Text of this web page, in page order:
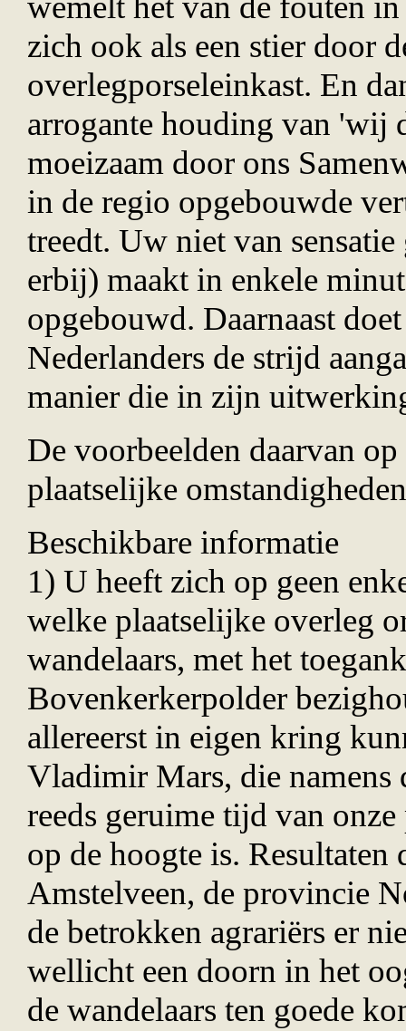
zich ook als een stier door
overlegporseleinkast. En
arrogante houding van 'wij
moeizaam door ons
in de regio opgebouwde
treedt. Uw niet van sensatie
erbij) maakt in enkele
opgebouwd. Daarnaast
Nederlanders de strijd
manier die in zijn
De voorbeelden daarvan
plaatselijke
Beschikbare informatie
1) U heeft zich op geen
welke plaatselijke overleg
wandelaars, met het
Bovenkerkerpolder
allereerst in eigen kring
Vladimir Mars, die namens
reeds geruime tijd van
op de hoogte is. Resultaten
Amstelveen, de provincie
de betrokken agrariërs er
wellicht een doorn in het
de wandelaars ten goede